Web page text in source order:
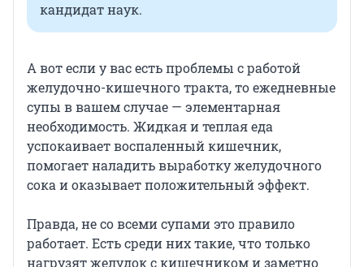
кандидат наук.
А вот если у вас есть проблемы с работой
желудочно-кишечного тракта, то ежедневные
супы в вашем случае — элементарная
необходимость. Жидкая и теплая еда
успокаивает воспаленный кишечник,
помогает наладить выработку желудочного
сока и оказывает положительный эффект.
Правда, не со всеми супами это правило
работает. Есть среди них такие, что только
нагрузят желудок с кишечником и заметно